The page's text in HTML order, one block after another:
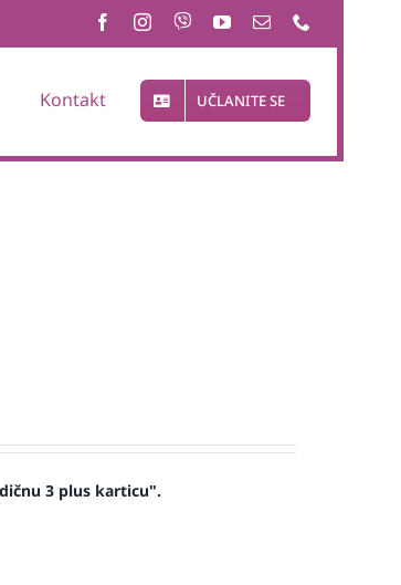
Kontakt UČLANITE SE
3 plus karticu".